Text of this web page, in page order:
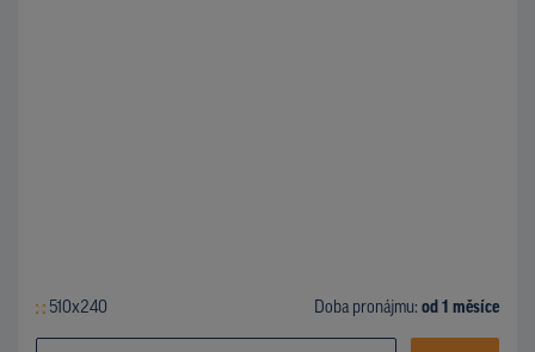
510x240 Doba pronájmu: od 1 měsíce